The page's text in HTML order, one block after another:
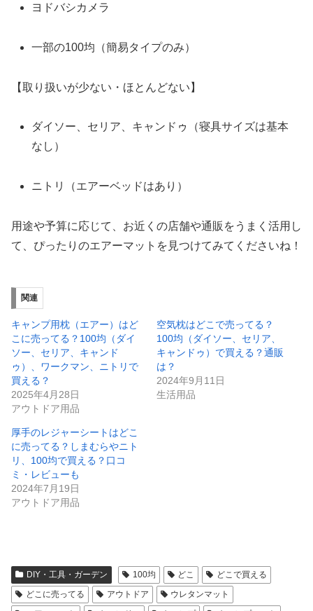
ヨドバシカメラ
一部の100均（簡易タイプのみ）
【取り扱いが少ない・ほとんどない】
ダイソー、セリア、キャンドゥ（寝具サイズは基本
なし）
ニトリ（エアーベッドはあり）
用途や予算に応じて、お近くの店舗や通販をうまく活用し
て、ぴったりのエアーマットを見つけてみてくださいね！
関連
キャンプ用枕（エアー）はど
こに売ってる？100均（ダイ
ソー、セリア、キャンド
ゥ）、ワークマン、ニトリで
買える？
2025年4月28日
アウトドア用品
空気枕はどこで売ってる？
100均（ダイソー、セリア、
キャンドゥ）で買える？通販
は？
2024年9月11日
生活用品
厚手のレジャーシートはどこ
に売ってる？しまむらやニト
リ、100均で買える？口コ
ミ・レビューも
2024年7月19日
アウトドア用品
DIY・工具・ガーデン 100均 どこ
どこで買える
どこに売ってる
アウトドア
ウレタンマット